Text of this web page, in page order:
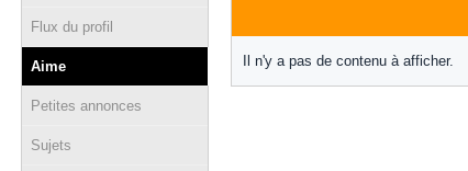
Flux du profil
Aime
Petites annonces
Sujets
Il n'y a pas de contenu à afficher.